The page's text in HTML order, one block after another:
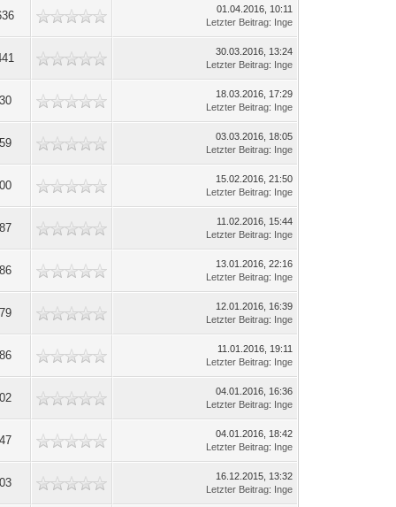
01.04.2016, 10:11
Letzter Beitrag: Inge
30.03.2016, 13:24
Letzter Beitrag: Inge
18.03.2016, 17:29
Letzter Beitrag: Inge
03.03.2016, 18:05
Letzter Beitrag: Inge
15.02.2016, 21:50
Letzter Beitrag: Inge
11.02.2016, 15:44
Letzter Beitrag: Inge
13.01.2016, 22:16
Letzter Beitrag: Inge
12.01.2016, 16:39
Letzter Beitrag: Inge
11.01.2016, 19:11
Letzter Beitrag: Inge
04.01.2016, 16:36
Letzter Beitrag: Inge
04.01.2016, 18:42
Letzter Beitrag: Inge
16.12.2015, 13:32
Letzter Beitrag: Inge